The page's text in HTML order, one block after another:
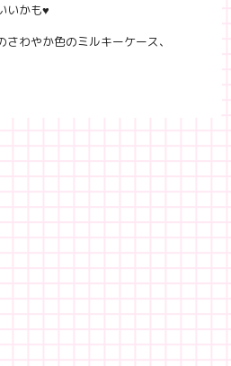
いかも♥
わやか色のミルキーケース、